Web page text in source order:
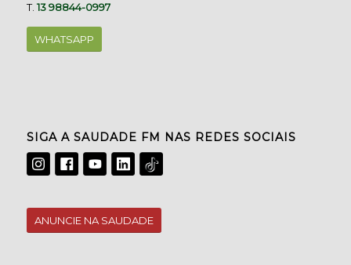
T.13 98844-0997
WHATSAPP
SIGA A SAUDADE FM NAS REDES SOCIAIS
ANUNCIE NA SAUDADE